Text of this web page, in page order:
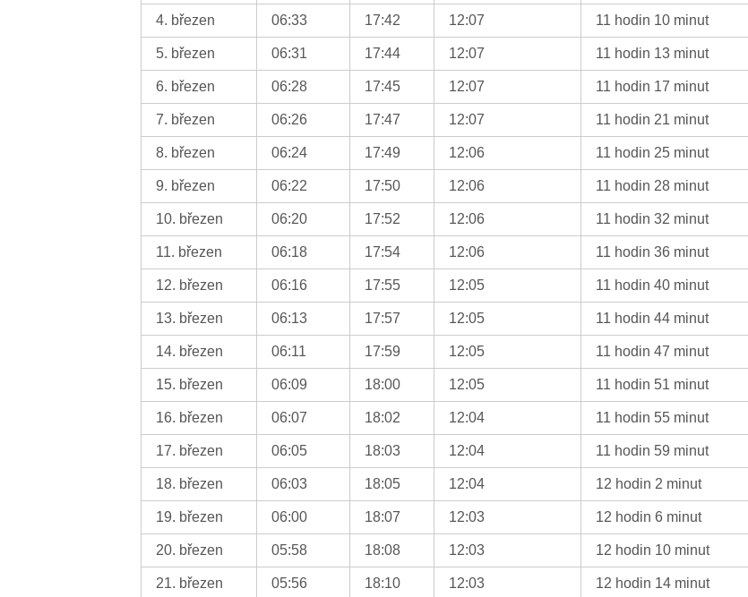
4. březen 06:33 17:42 12:07 11 hodin 10 minut
5. březen 06:31 17:44 12:07 11 hodin 13 minut
6. březen 06:28 17:45 12:07 11 hodin 17 minut
7. březen 06:26 17:47 12:07 11 hodin 21 minut
8. březen 06:24 17:49 12:06 11 hodin 25 minut
9. březen 06:22 17:50 12:06 11 hodin 28 minut
10. březen 06:20 17:52 12:06 11 hodin 32 minut
11. březen 06:18 17:54 12:06 11 hodin 36 minut
12. březen 06:16 17:55 12:05 11 hodin 40 minut
13. březen 06:13 17:57 12:05 11 hodin 44 minut
14. březen 06:11 17:59 12:05 11 hodin 47 minut
15. březen 06:09 18:00 12:05 11 hodin 51 minut
16. březen 06:07 18:02 12:04 11 hodin 55 minut
17. březen 06:05 18:03 12:04 11 hodin 59 minut
18. březen 06:03 18:05 12:04 12 hodin 2 minut
19. březen 06:00 18:07 12:03 12 hodin 6 minut
20. březen 05:58 18:08 12:03 12 hodin 10 minut
21. březen 05:56 18:10 12:03 12 hodin 14 minut